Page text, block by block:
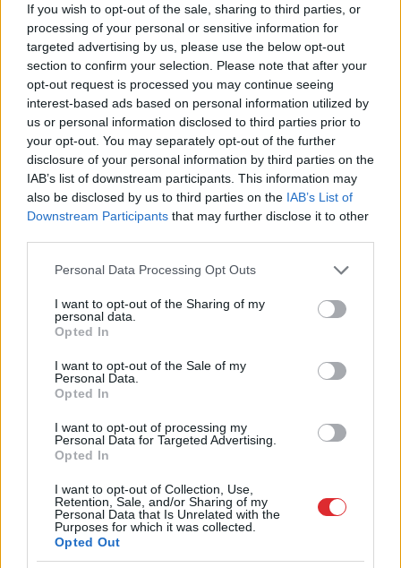
If you wish to opt-out of the sale, sharing to third parties, or
processing of your personal or sensitive information for
targeted advertising by us, please use the below opt-out
section to confirm your selection. Please note that after your
opt-out request is processed you may continue seeing
interest-based ads based on personal information utilized by
us or personal information disclosed to third parties prior to
your opt-out. You may separately opt-out of the further
disclosure of your personal information by third parties on the
IAB’s list of downstream participants. This information may
also be disclosed by us to third parties on the IAB’s List of
Downstream Participants that may further disclose it to other
Please note that this website/app uses one or more Google
not limited to your visit or usage behaviour. You may click to
grant or deny consent to Google and its third-party tags to
use your data for below specified purposes in below Google
consent section.
Personal Data Processing Opt Outs
I want to opt-out of the Sharing of my
personal data.
Opted In
I want to opt-out of the Sale of my
Personal Data.
Opted In
I want to opt-out of processing my
Personal Data for Targeted Advertising.
Opted In
I want to opt-out of Collection, Use,
Retention, Sale, and/or Sharing of my
Personal Data that Is Unrelated with the
Purposes for which it was collected.
Opted Out
Sandra Kalniete iecelta par Eiropas
Parlamenta galveno ziņotāju
Krievijas jautājumos
Svinēt tā, lai jūtam – tie ir mūsu
svētki
VaiLatvijā ir darīts viss, lai pēc
iespējas mazinātu 5. kolonnas
izpausmes?
Sandra Kalniete: Situācija Latvijā ir
tik droša kā nekad agrāk, taču…
saviem izteikumiem, bet vēl ir par
vāju
Tie daudzie uzbrukumi, ko JV
piedzīvoja, atstāja psiholoģisku
iespaidu uz mums visiem, tā